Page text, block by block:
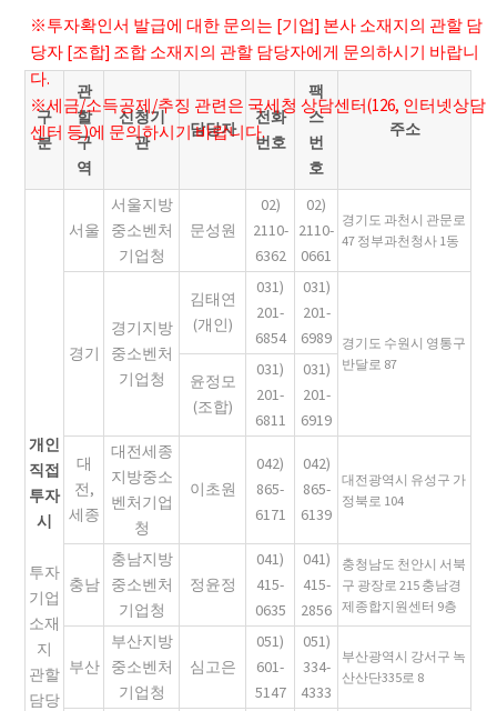
※투자확인서 발급에 대한 문의는 [기업] 본사 소재지의 관할 담
당자 [조합] 조합 소재지의 관할 담당자에게 문의하시기 바랍니
다.
※세금/소득공제/추징 관련은 국세청 상담센터(126, 인터넷상담
센터 등)에 문의하시기 바랍니다.
구
분
관
할
구
역
신청기
관
담당자
전화
번호
팩
스
번
호
주소
개인
직접
투자
시
투자
기업
소재
지
관할
담당
서울
서울지방
중소벤처
기업청
문성원
02)
2110-
6362
02)
2110-
0661
경기도 과천시 관문로
47 정부과천청사 1동
경기
경기지방
중소벤처
기업청
김태연
(개인)
031)
201-
6854
031)
201-
6989
경기도 수원시 영통구
반달로 87
윤정모
(조합)
031)
201-
6811
031)
201-
6919
대
전,
세종
대전세종
지방중소
벤처기업
청
이초원
042)
865-
6171
042)
865-
6139
대전광역시 유성구 가
정북로 104
충남
충남지방
중소벤처
기업청
정윤정
041)
415-
0635
041)
415-
2856
충청남도 천안시 서북
구 광장로 215 충남경
제종합지원센터 9층
부산
부산지방
중소벤처
기업청
심고은
051)
601-
5147
051)
334-
4333
부산광역시 강서구 녹
산산단335로 8